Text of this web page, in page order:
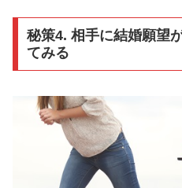
秘策4. 相手に結婚願望
てみる